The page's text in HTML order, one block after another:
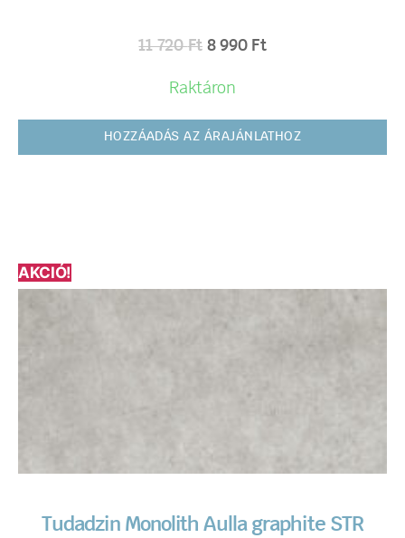
11 720Ft 8 990 Ft
Raktáron
HOZZÁADÁS AZ ÁRAJÁNLATHOZ
AKCIÓ!
Tudadzin Monolith Aulla graphite STR